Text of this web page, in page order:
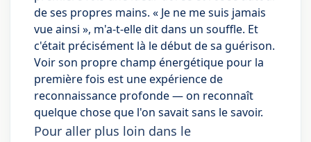
de ses propres mains. « Je ne me suis jamais
vue ainsi », m'a-t-elle dit dans un souffle. Et
c'était précisément là le début de sa guérison.
Voir son propre champ énergétique pour la
première fois est une expérience de
reconnaissance profonde — on reconnaît
quelque chose que l'on savait sans le savoir.
Pour aller plus loin dans le